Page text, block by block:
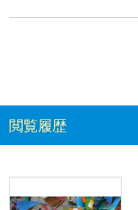
閲覧履歴